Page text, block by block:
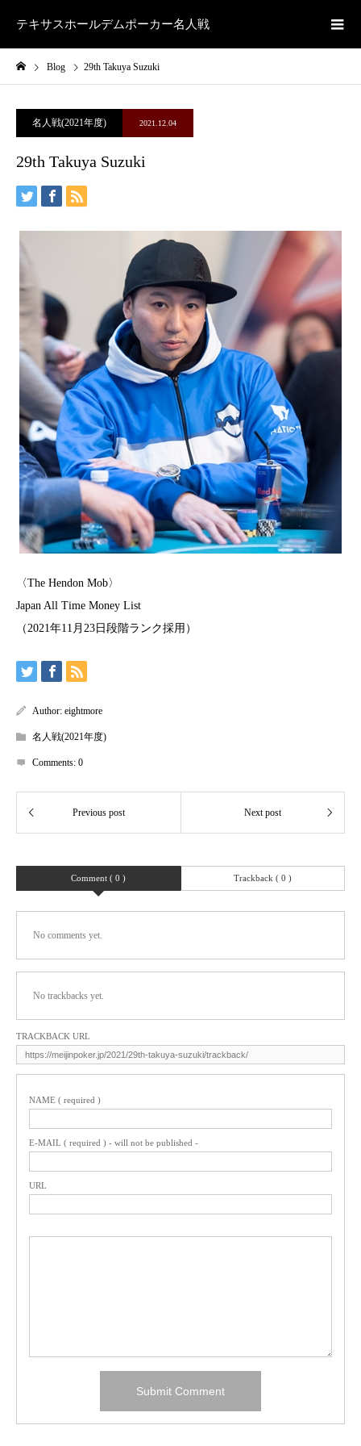
テキサスホールデムポーカー名人戦
Blog 29th Takuya Suzuki
名人戦(2021年度) 2021.12.04
29th Takuya Suzuki
〈The Hendon Mob〉
Japan All Time Money List
（2021年11月23日段階ランク採用）
Author: eightmore
名人戦(2021年度)
Comments: 0
Comment ( 0 ) Trackback ( 0 )
No comments yet.
No trackbacks yet.
TRACKBACK URL
NAME ( required )
E-MAIL ( required ) - will not be published -
URL